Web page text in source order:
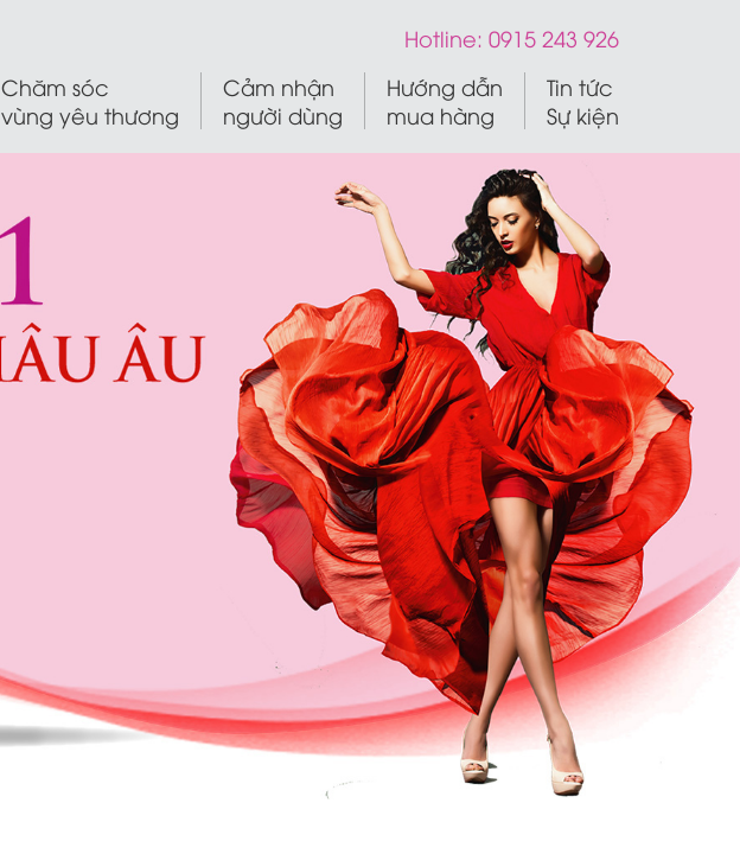
Hotline: 0915 243 926
Chăm sóc
vùng yêu thương
Cảm nhận
người dùng
Hướng dẫn
mua hàng
Tin tức
Sự kiện